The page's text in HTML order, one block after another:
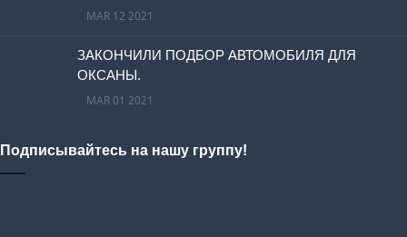
MAR 12 2021
ЗАКОНЧИЛИ ПОДБОР АВТОМОБИЛЯ ДЛЯ
ОКСАНЫ.
MAR 01 2021
Подписывайтесь на нашу группу!